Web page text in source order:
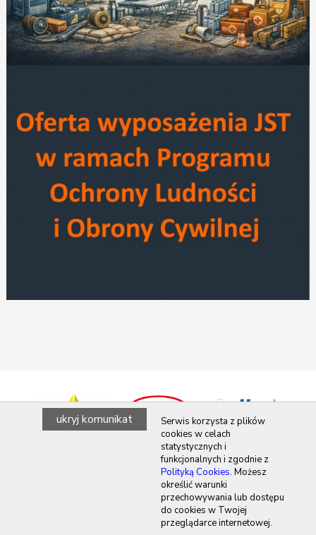
Serwis korzysta z plików
cookies w celach
statystycznych i
funkcjonalnych i zgodnie z
Polityką Cookies. Możesz
określić warunki
przechowywania lub dostępu
do cookies w Twojej
przeglądarce internetowej.
ukryj komunikat